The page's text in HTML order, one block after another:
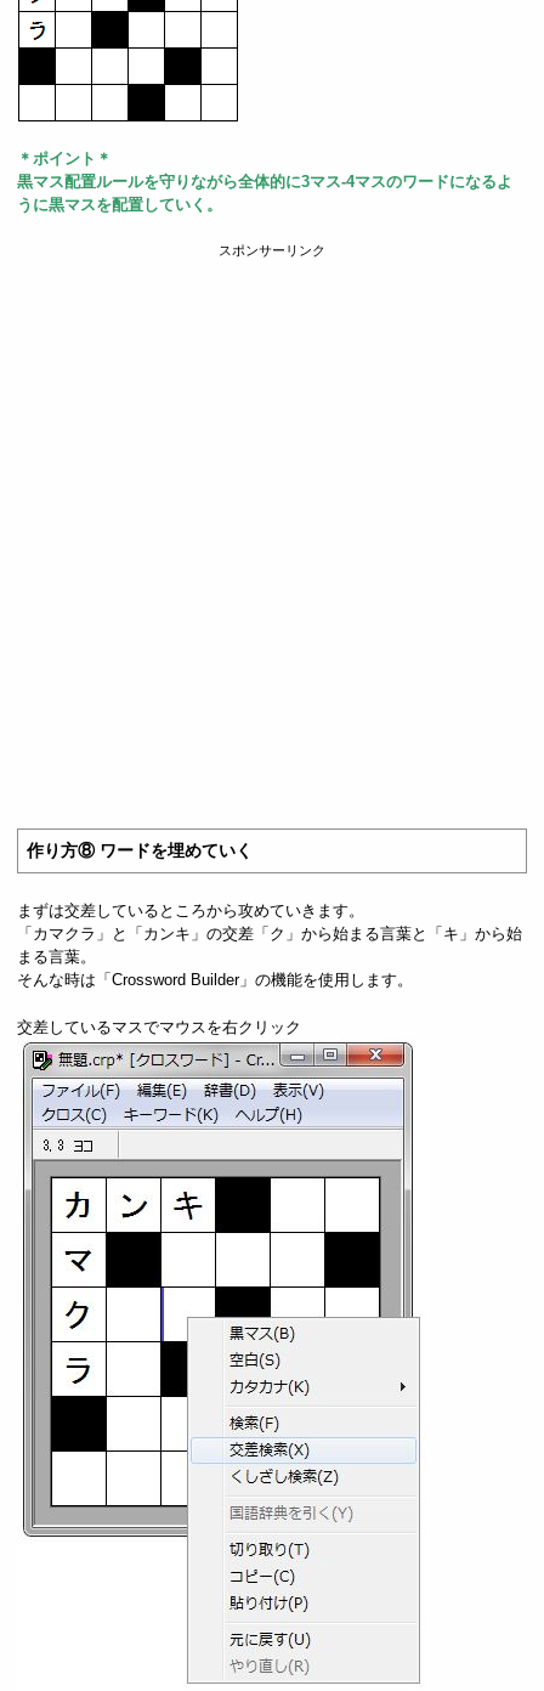
＊ポイント＊
黒マス配置ルールを守りながら全体的に3マス-4マスのワードになるよ
うに黒マスを配置していく。
スポンサーリンク
作り方⑧ ワードを埋めていく
まずは交差しているところから攻めていきます。
「カマクラ」と「カンキ」の交差「ク」から始まる言葉と「キ」から始
まる言葉。
そんな時は「Crossword Builder」の機能を使用します。
交差しているマスでマウスを右クリック